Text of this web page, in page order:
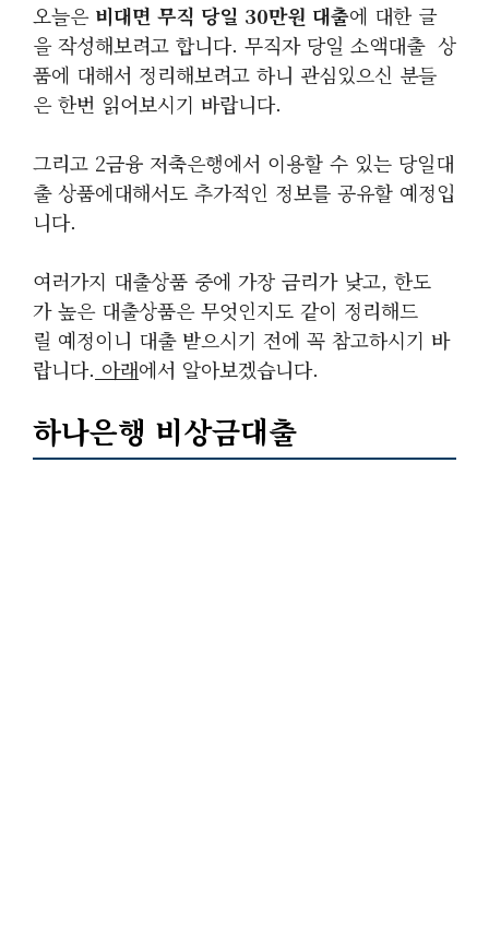
오늘은 비대면 무직 당일 30만원 대출에 대한 글
을 작성해보려고 합니다. 무직자 당일 소액대출 상
품에 대해서 정리해보려고 하니 관심있으신 분들
은 한번 읽어보시기 바랍니다.
그리고 2금융 저축은행에서 이용할 수 있는 당일대
출 상품에대해서도 추가적인 정보를 공유할 예정입
니다.
여러가지 대출상품 중에 가장 금리가 낮고, 한도
가 높은 대출상품은 무엇인지도 같이 정리해드
릴 예정이니 대출 받으시기 전에 꼭 참고하시기 바
랍니다. 아래에서 알아보겠습니다.
하나은행 비상금대출